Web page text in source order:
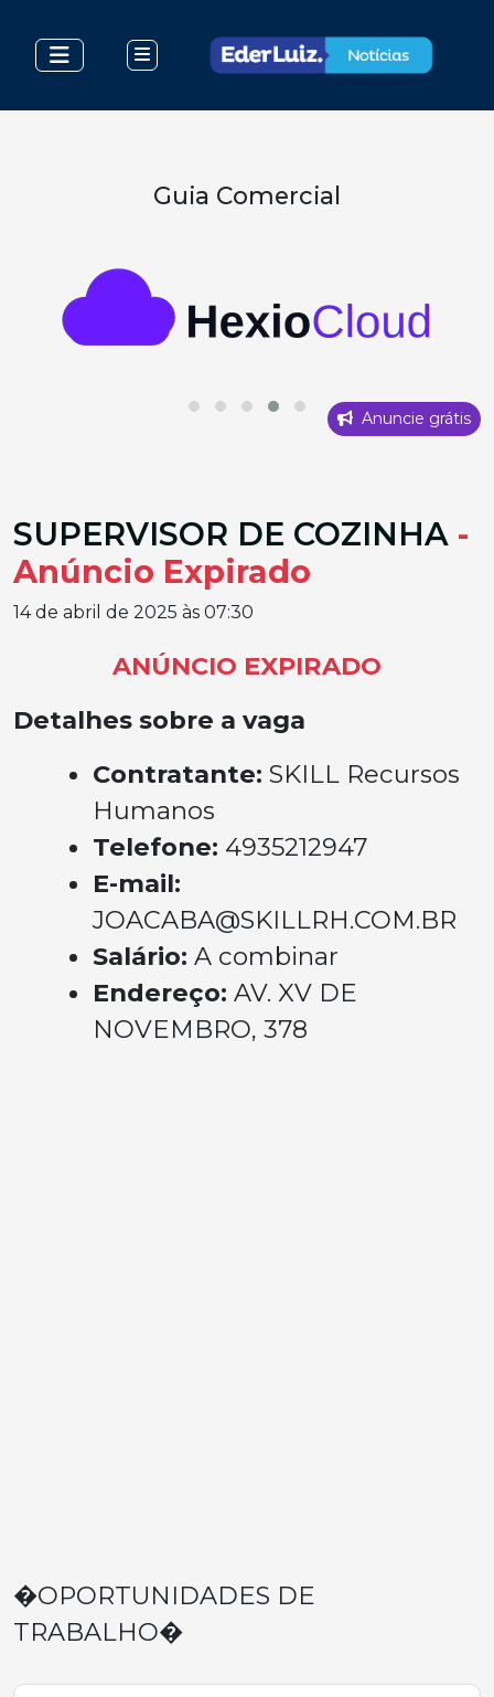
Guia Comercial
Anuncie grátis
SUPERVISOR DE COZINHA -
Anúncio Expirado
14 de abril de 2025 às 07:30
ANÚNCIO EXPIRADO
Detalhes sobre a vaga
Contratante: SKILL Recursos
Humanos
Telefone: 4935212947
E-mail:
JOACABA@SKILLRH.COM.BR
Salário: A combinar
Endereço: AV. XV DE
NOVEMBRO, 378
�OPORTUNIDADES DE
TRABALHO�